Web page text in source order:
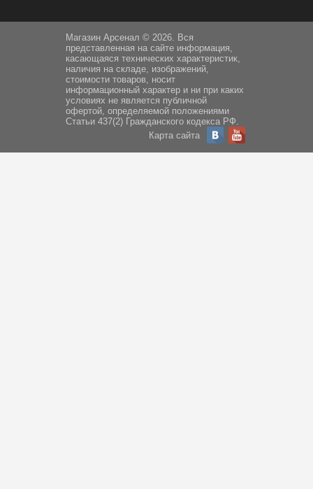
Магазин Арсенал © 2026. Вся
представленная на сайте информация,
касающаяся технических характеристик,
наличия на складе, изображений,
стоимости товаров, носит
информационный характер и ни при каких
условиях не является публичной
офертой, определяемой положениями
Статьи 437(2) Гражданского кодекса РФ.
Карта сайта